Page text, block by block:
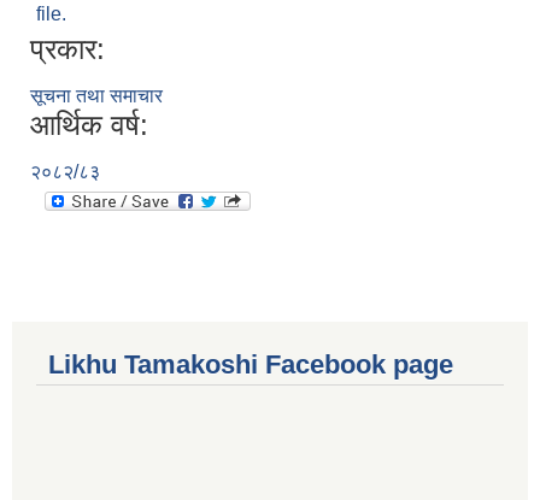
file.
प्रकार:
सूचना तथा समाचार
आर्थिक वर्ष:
२०८२/८३
Likhu Tamakoshi Facebook page